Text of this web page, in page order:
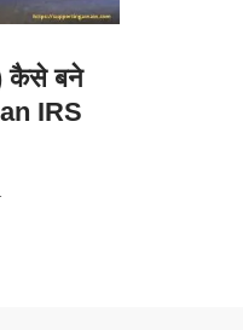
कैसे बने
IRS